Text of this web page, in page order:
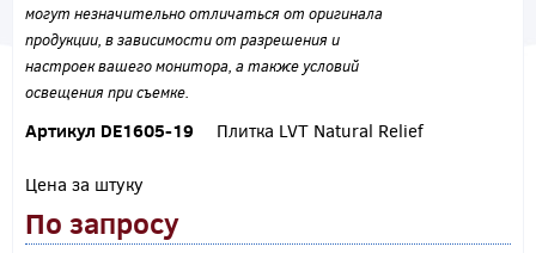
могут незначительно отличаться от оригинала
продукции, в зависимости от разрешения и
настроек вашего монитора, а также условий
освещения при съемке.
Артикул DE1605-19 Плитка LVT Natural Relief
Цена за штуку
По запросу